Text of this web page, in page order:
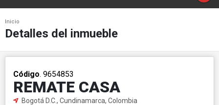
Inicio
Detalles del inmueble
Código. 9654853
REMATE CASA
Bogotá D.C., Cundinamarca, Colombia